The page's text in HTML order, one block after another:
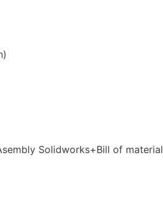
Solidworks+Bill of material